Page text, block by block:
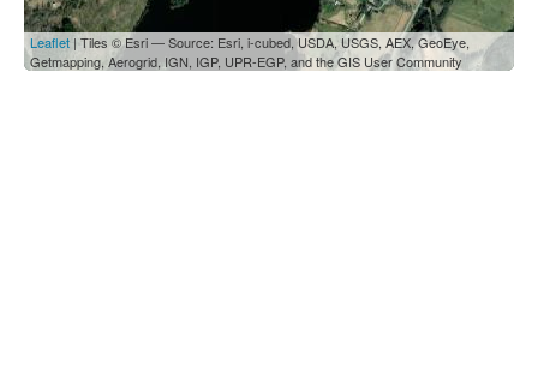
Leaflet | Tiles © Esri — Source: Esri, i-cubed, USDA, USGS, AEX, GeoEye,
Getmapping, Aerogrid, IGN, IGP, UPR-EGP, and the GIS User Community